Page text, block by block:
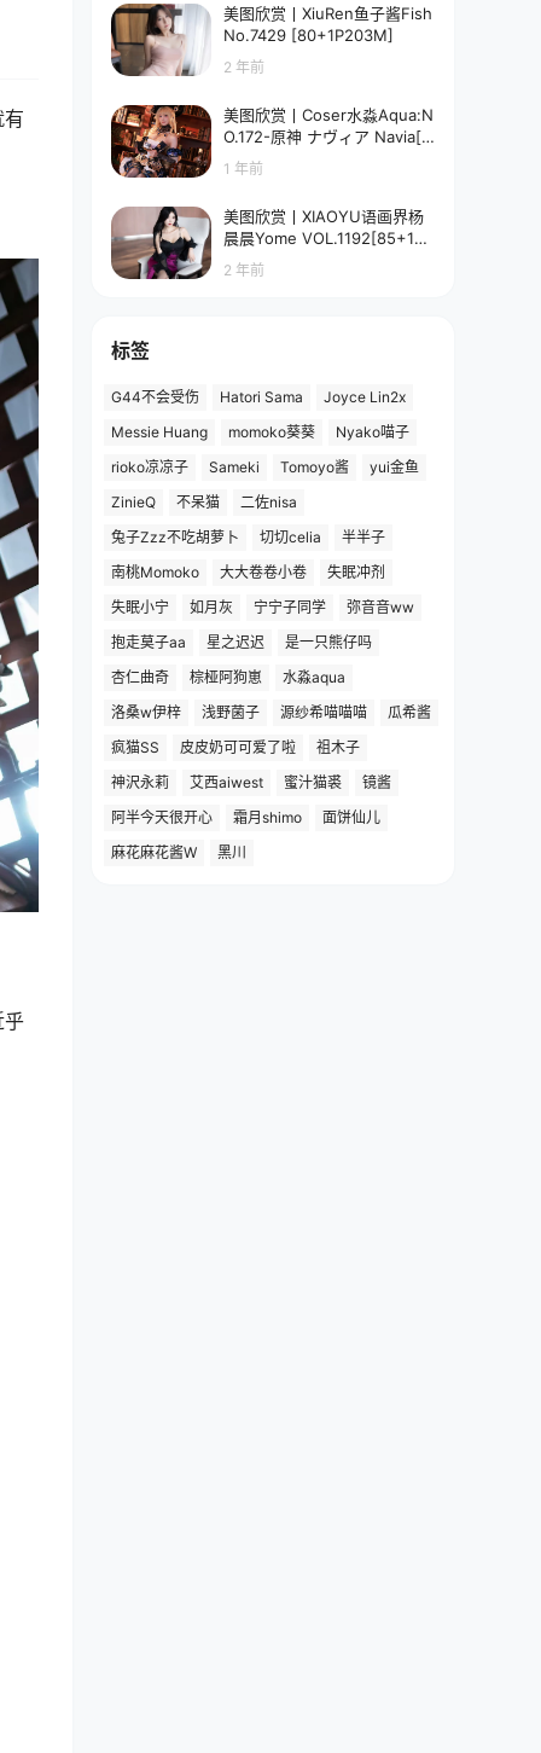
乎
美图欣赏丨XiuRen鱼子酱Fish
No.7429 [80+1P203M]
2 年前
美图欣赏丨Coser水淼Aqua:N
O.172-原神 ナヴィア Navia[5
8P-90.7M]
1 年前
美图欣赏丨XIAOYU语画界杨
晨晨Yome VOL.1192[85+1P
／673MB]
2 年前
标签
G44不会受伤 Hatori Sama
Joyce Lin2x
Messie Huang
momoko葵葵
Nyako喵子
rioko凉凉子
Sameki Tomoyo酱
yui金鱼
ZinieQ
不呆猫
二佐nisa
兔子Zzz不吃胡萝卜
切切celia
半半子
南桃Momoko
大大卷卷小卷
失眠冲剂
失眠小宁
如月灰 宁宁子同学
弥音音ww
抱走莫子aa
星之迟迟
是一只熊仔吗
杏仁曲奇
棕桠阿狗崽
水淼aqua
洛桑w伊梓
浅野菌子 源纱希喵喵喵
瓜希酱
疯猫SS
皮皮奶可可爱了啦
祖木子
神沢永莉
艾西aiwest 蜜汁猫裘
镜酱
阿半今天很开心
霜月shimo
面饼仙儿
麻花麻花酱W
黑川